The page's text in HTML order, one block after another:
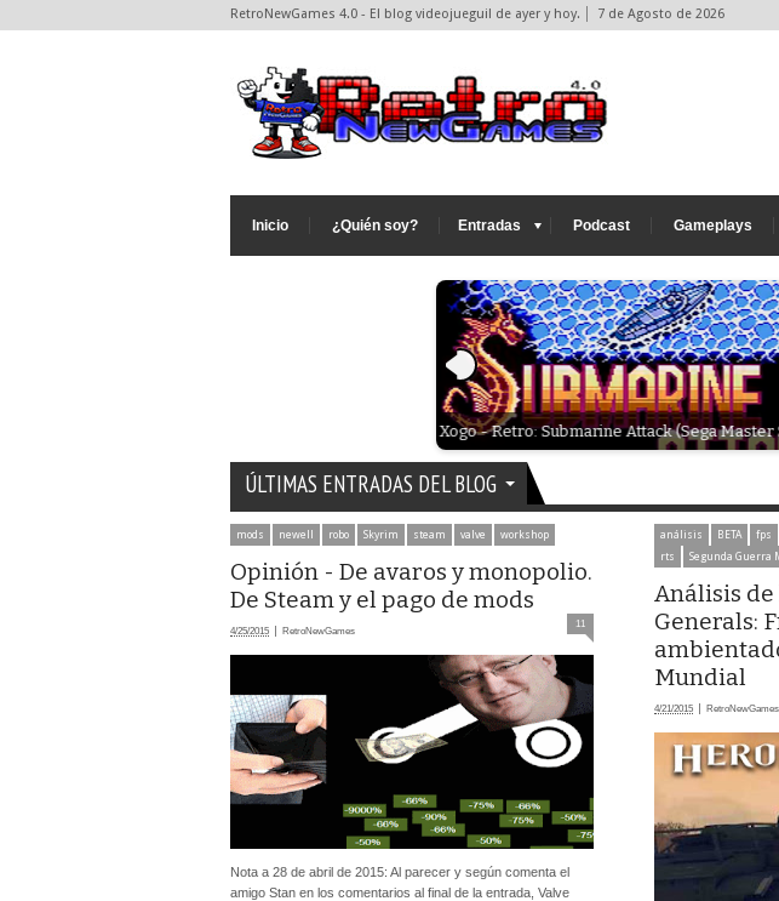
RetroNewGames 4.0 - El blog videojueguil de ayer y hoy. 7 de Agosto de 2026
Inicio ¿Quién soy? Entradas Podcast Gameplays
Xogo - Indie: Rally Arcade Classics (con lista
de parches)
ÚLTIMAS ENTRADAS DEL BLOG
mods newell robo Skyrim steam valve workshop
Opinión - De avaros y monopolio.
De Steam y el pago de mods
4/25/2015 RetroNewGames
11
Nota a 28 de abril de 2015: Al parecer y según comenta el
amigo Stan en los comentarios al final de la entrada, Valve
análisis BETA fps
rts
Segunda Guerra
Análisis de
Generals:
Mundial
4/21/2015 RetroNewGames